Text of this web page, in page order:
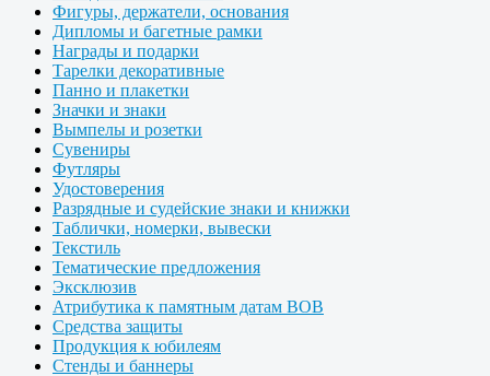
Фигуры, держатели, основания
Дипломы и багетные рамки
Награды и подарки
Тарелки декоративные
Панно и плакетки
Значки и знаки
Вымпелы и розетки
Сувениры
Футляры
Удостоверения
Разрядные и судейские знаки и книжки
Таблички, номерки, вывески
Текстиль
Тематические предложения
Эксклюзив
Атрибутика к памятным датам ВОВ
Средства защиты
Продукция к юбилеям
Стенды и баннеры